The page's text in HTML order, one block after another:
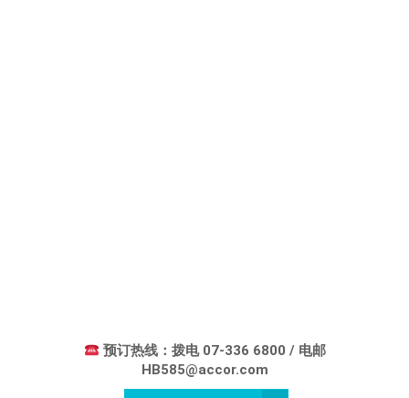
预订热线：拨电 07-336 6800 / 电邮
HB585@accor.com